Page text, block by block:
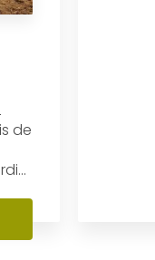
de